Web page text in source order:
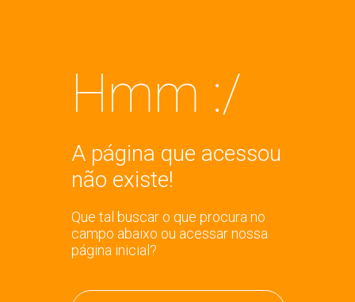
Hmm :/
A página que acessou
não existe!
Que tal buscar o que procura no
campo abaixo ou acessar nossa
página inicial?